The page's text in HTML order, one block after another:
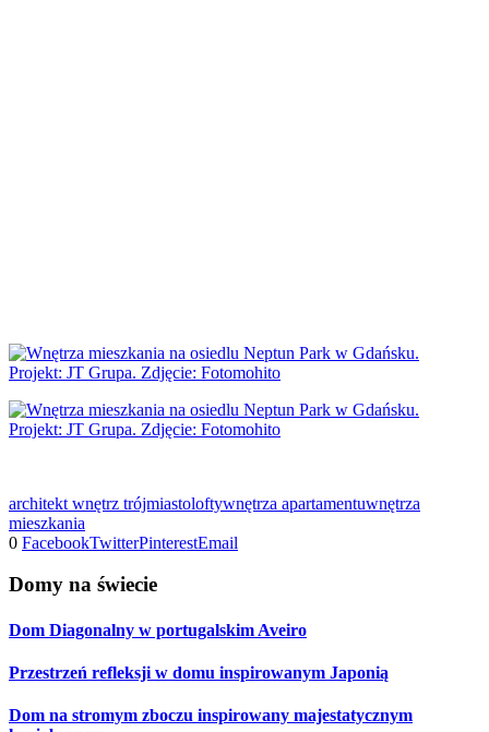
architekt wnętrz trójmiastoloftywnętrza apartamentuwnętrza
mieszkania
0 FacebookTwitterPinterestEmail
Domy na świecie
Dom Diagonalny w portugalskim Aveiro
Przestrzeń refleksji w domu inspirowanym Japonią
Dom na stromym zboczu inspirowany majestatycznym